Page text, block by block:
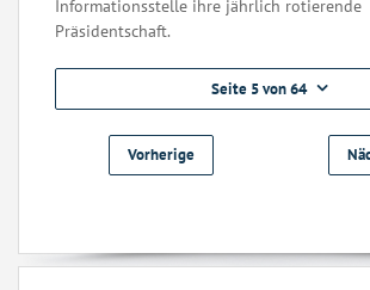
Informationsstelle ihre jährlich rotierende
Präsidentschaft.
Seite 5 von 64
Vorherige